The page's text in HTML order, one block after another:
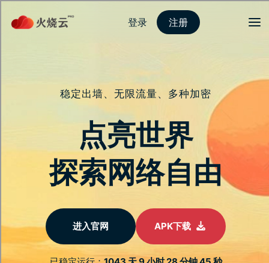
登录
全面升级您的数位
连线体验
解答您的所有问题，帮助您更快地享受卓越的
连线速度与稳定性。